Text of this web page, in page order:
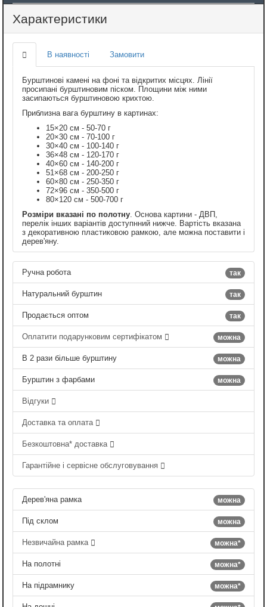
Характеристики
В наявності Замовити
Бурштинові камені на фоні та відкритих місцях. Лінії
просипані бурштиновим піском. Площини між ними
засипаються бурштиновою крихтою.
Приблизна вага бурштину в картинах:
15×20 см - 50-70 г
20×30 см - 70-100 г
30×40 см - 100-140 г
36×48 см - 120-170 г
40×60 см - 140-200 г
51×68 см - 200-250 г
60×80 см - 250-350 г
72×96 см - 350-500 г
80×120 см - 500-700 г
Розміри вказані по полотну . Основа картини - ДВП,
перелік інших варіантів доступнний нижче. Вартість вказана
з декоративною пластиковою рамкою, але можна поставити і
дерев'яну.
так
Ручна робота
так
Натуральний бурштин
так
Продається оптом
можна
Оплатити подарунковим сертифікатом
можна
В 2 рази більше бурштину
можна
Бурштин з фарбами
Відгуки
Доставка та оплата
Безкоштовна* доставка
Гарантійне і сервісне обслуговування
можна
Дерев'яна рамка
можна
Під склом
можна*
Незвичайна рамка
можна*
На полотні
можна*
На підрамнику